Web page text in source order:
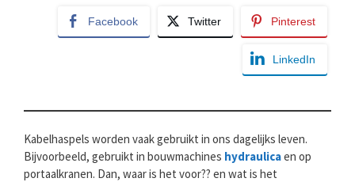
Facebook Twitter Pinterest
LinkedIn
Kabelhaspels worden vaak gebruikt in ons dagelijks leven.
Bijvoorbeeld, gebruikt in bouwmachines hydraulicaen op
portaalkranen. Dan, waar is het voor?? en wat is het